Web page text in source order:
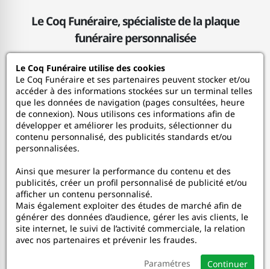
Le Coq Funéraire, spécialiste de la plaque
funéraire personnalisée
Le Coq Funéraire
Nos services
Mon Compte
Aide
A propos
Le Coq Funéraire utilise des cookies
Le Coq Funéraire et ses partenaires peuvent stocker et/ou
accéder à des informations stockées sur un terminal telles
que les données de navigation (pages consultées, heure
de connexion). Nous utilisons ces informations afin de
développer et améliorer les produits, sélectionner du
contenu personnalisé, des publicités standards et/ou
personnalisées.
Ainsi que mesurer la performance du contenu et des
publicités, créer un profil personnalisé de publicité et/ou
afficher un contenu personnalisé.
Mais également exploiter des études de marché afin de
générer des données d’audience, gérer les avis clients, le
site internet, le suivi de l’activité commerciale, la relation
avec nos partenaires et prévenir les fraudes.
Continuer
Paramétres